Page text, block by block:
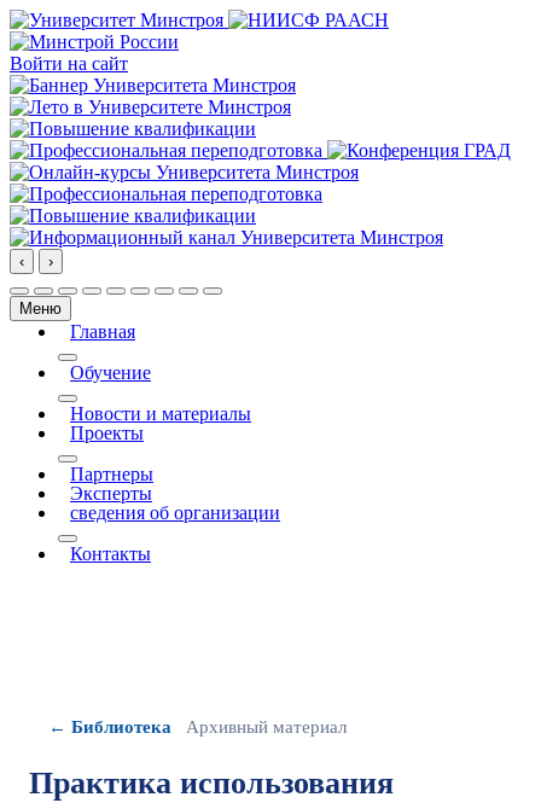
Войти на сайт
‹ ›
Меню
Главная
More about: Главная
Обучение
More about: Обучение
Новости и материалы
Проекты
More about: Проекты
Партнеры
Эксперты
сведения об организации
More about: сведения об организации
Контакты
← Библиотека Архивный материал
Практика использования